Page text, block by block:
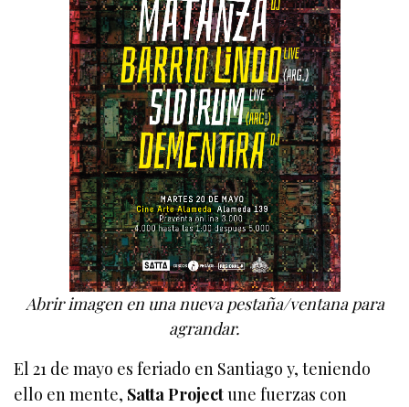
Abrir imagen en una nueva pestaña/ventana para
agrandar.
El 21 de mayo es feriado en Santiago y, teniendo
ello en mente, Satta Projectune fuerzas con